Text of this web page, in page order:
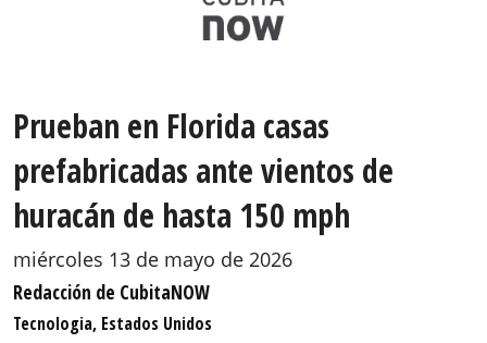
Prueban en Florida casas
prefabricadas ante vientos de
huracán de hasta 150 mph
miércoles 13 de mayo de 2026
Redacción de CubitaNOW
Tecnologia, Estados Unidos